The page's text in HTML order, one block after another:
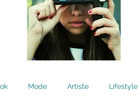
Mode Artiste Lifestyle